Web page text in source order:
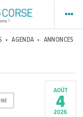
AGENDA ANNONCES
AOÛT
4
2026